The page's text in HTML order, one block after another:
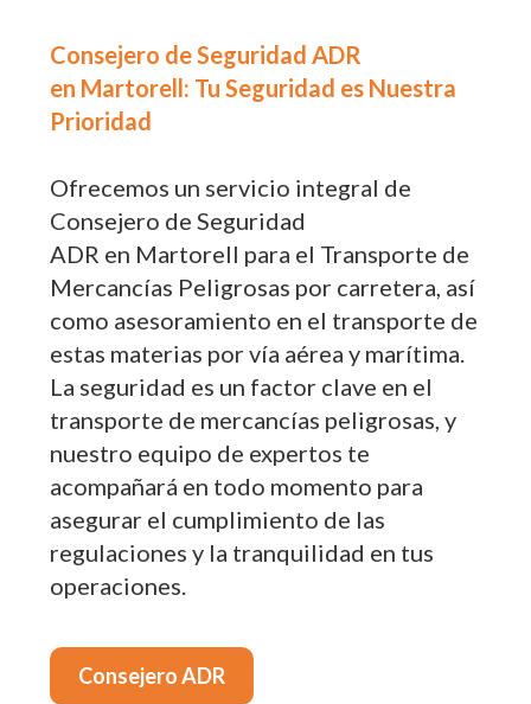
Consejero de Seguridad ADR
en Martorell: Tu Seguridad es Nuestra
Prioridad
Ofrecemos un servicio integral de
Consejero de Seguridad
ADR en Martorell para el Transporte de
Mercancías Peligrosas por carretera, así
como asesoramiento en el transporte de
estas materias por vía aérea y marítima.
La seguridad es un factor clave en el
transporte de mercancías peligrosas, y
nuestro equipo de expertos te
acompañará en todo momento para
asegurar el cumplimiento de las
regulaciones y la tranquilidad en tus
operaciones.
Consejero ADR